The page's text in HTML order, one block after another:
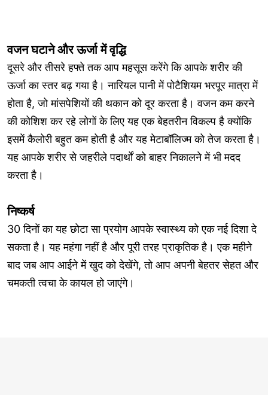
वजन घटाने और ऊर्जा में वृद्धि
दूसरे और तीसरे हफ्ते तक आप महसूस करेंगे कि आपके शरीर की
ऊर्जा का स्तर बढ़ गया है। नारियल पानी में पोटैशियम भरपूर मात्रा में
होता है, जो मांसपेशियों की थकान को दूर करता है। वजन कम करने
की कोशिश कर रहे लोगों के लिए यह एक बेहतरीन विकल्प है क्योंकि
इसमें कैलोरी बहुत कम होती है और यह मेटाबॉलिज्म को तेज करता है।
यह आपके शरीर से जहरीले पदार्थों को बाहर निकालने में भी मदद
करता है।
निष्कर्ष
30 दिनों का यह छोटा सा प्रयोग आपके स्वास्थ्य को एक नई दिशा दे
सकता है। यह महंगा नहीं है और पूरी तरह प्राकृतिक है। एक महीने
बाद जब आप आईने में खुद को देखेंगे, तो आप अपनी बेहतर सेहत और
चमकती त्वचा के कायल हो जाएंगे।